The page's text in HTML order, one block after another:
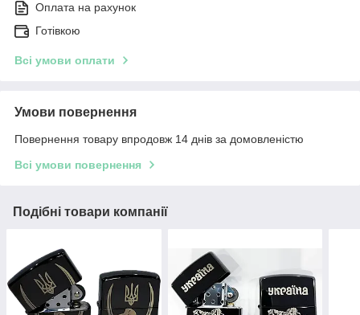
Оплата на рахунок
Готівкою
Всі умови оплати
Умови повернення
Повернення товару впродовж 14 днів за домовленістю
Всі умови повернення
Подібні товари компанії